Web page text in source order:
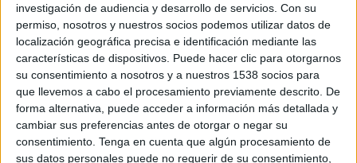
investigación de audiencia y desarrollo de servicios. Con su
permiso, nosotros y nuestros socios podemos utilizar datos de
localización geográfica precisa e identificación mediante las
características de dispositivos. Puede hacer clic para otorgarnos
su consentimiento a nosotros y a nuestros 1538 socios para
que llevemos a cabo el procesamiento previamente descrito. De
forma alternativa, puede acceder a información más detallada y
cambiar sus preferencias antes de otorgar o negar su
consentimiento. Tenga en cuenta que algún procesamiento de
sus datos personales puede no requerir de su consentimiento,
13:00
FC Barcelona
Nottingham Forest
FC Barcelona PPV YouTube
14:00
FC Barcelona
Udinese
FC Barcelona PPV YouTube